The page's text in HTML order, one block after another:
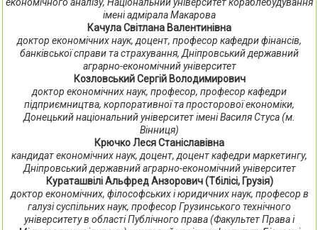
економічного аналізу, Національний університет кораблебудування
імені адмірала Макарова
Качула Світлана Валентинівна
доктор економічних наук, доцент, професор кафедри фінансів,
банківської справи та страхування, Дніпровський державний
аграрно-економічний університет
Козловський Сергій Володимирович
доктор економічних наук, професор, професор кафедри
підприємництва, корпоративної та просторової економіки,
Донецький національний університет імені Василя Стуса (м.
Вінниця)
Крючко Леся Станіславівна
кандидат економічних наук, доцент, доцент кафедри маркетингу,
Дніпровський державний аграрно-економічний університет
Кураташвілі Альфред Анзорович (Тбілісі, Грузія)
доктор економічних, філософських і юридичних наук, професор в
галузі суспільних наук, професор Грузинського технічного
університету в області Публічного права (Факультет Права і